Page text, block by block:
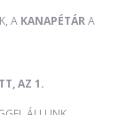
A KANAPÉTÁRA
AZ 1.